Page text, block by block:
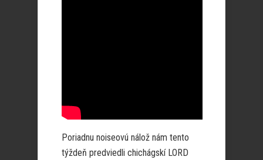
Poriadnu noiseovú nálož nám tento
týždeň predviedli chichágskí LORD